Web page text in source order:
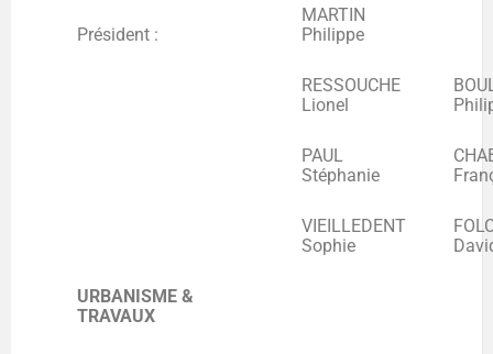
Président :
MARTIN
Philippe
RESSOUCHE
Lionel
PAUL
Stéphanie
VIEILLEDENT
Sophie
URBANISME &
TRAVAUX